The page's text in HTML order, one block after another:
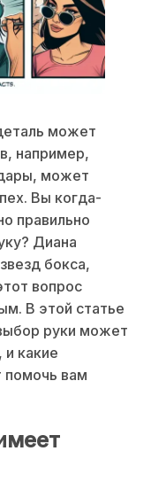
может
например,
может
Вы когда-
правильно
Диана
бокса,
вопрос
В этой статье
руки может
и какие
помочь вам